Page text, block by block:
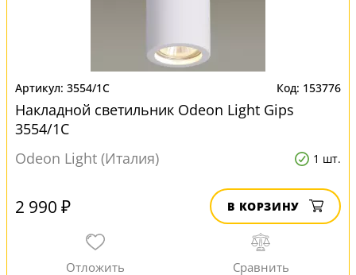
3554/1C 153776
Накладной светильник Odeon Light Gips
3554/1C
Odeon Light (Италия)
1 шт.
2 990 ₽ В КОРЗИНУ